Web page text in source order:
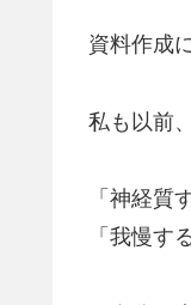
資料作成
私も以前
「神経質
「我慢す